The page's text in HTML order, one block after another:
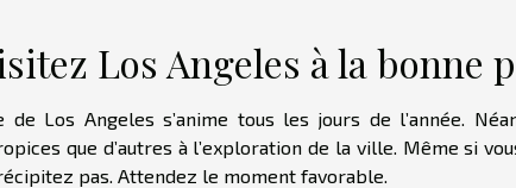
Los Angeles à la bonne
Los Angeles s’anime tous les jours de l’année.
que d’autres à l’exploration de la ville. Même si
pas. Attendez le moment favorable.